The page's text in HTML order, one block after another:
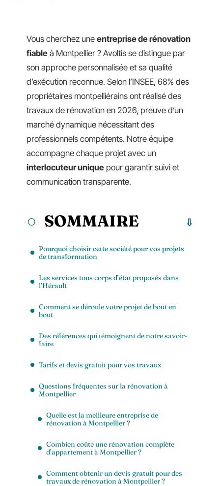
Vous cherchez une entreprise de rénovation
fiable à Montpellier ? Avoltis se distingue par
son approche personnalisée et sa qualité
d’exécution reconnue. Selon l’INSEE, 68% des
propriétaires montpelliérains ont réalisé des
travaux de rénovation en 2026, preuve d’un
marché dynamique nécessitant des
professionnels compétents. Notre équipe
accompagne chaque projet avec un
interlocuteur unique pour garantir suivi et
communication transparente.
SOMMAIRE
Pourquoi choisir cette société pour vos projets
de transformation
Les services tous corps d’état proposés dans
l’Hérault
Comment se déroule votre projet de bout en
bout
Des références qui témoignent de notre savoir-
faire
Tarifs et devis gratuit pour vos travaux
Questions fréquentes sur la rénovation à
Montpellier
Quelle est la meilleure entreprise de
rénovation à Montpellier ?
Combien coûte une rénovation complète
d’appartement à Montpellier ?
Comment obtenir un devis gratuit pour des
travaux de rénovation à Montpellier ?